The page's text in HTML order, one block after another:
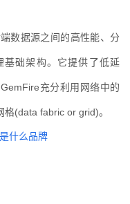
数据源之间的高性能、分
基础架构。它提供了低延
GemFire充分利用网络中的
格(data fabric or grid)。